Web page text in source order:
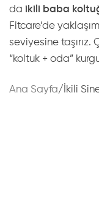
da
ikili baba
Fitcare’de
seviyesine taşırız.
“koltuk + oda”
Ana Sayfa İkili